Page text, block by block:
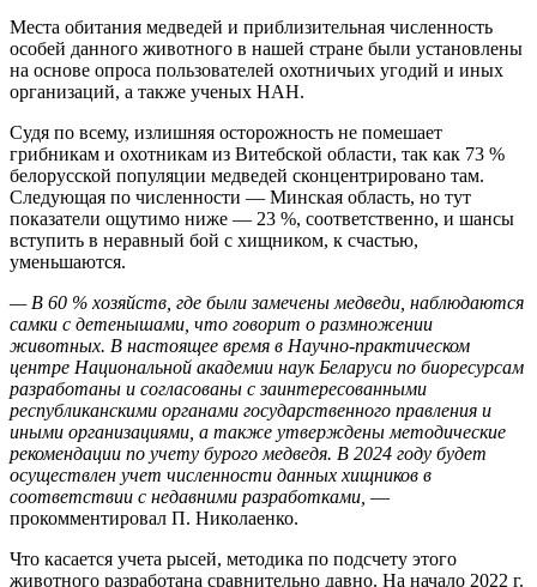
Места обитания медведей и приблизительная численность
особей данного животного в нашей стране были установлены
на основе опроса пользователей охотничьих угодий и иных
организаций, а также ученых НАН.
Судя по всему, излишняя осторожность не помешает
грибникам и охотникам из Витебской области, так как 73 %
белорусской популяции медведей сконцентрировано там.
Следующая по численности — Минская область, но тут
показатели ощутимо ниже — 23 %, соответственно, и шансы
вступить в неравный бой с хищником, к счастью,
уменьшаются.
— В 60 % хозяйств, где были замечены медведи, наблюдаются
самки с детенышами, что говорит о размножении
животных. В настоящее время в Научно-практическом
центре Национальной академии наук Беларуси по биоресурсам
разработаны и согласованы с заинтересованными
республиканскими органами государственного правления и
иными организациями, а также утверждены методические
рекомендации по учету бурого медведя. В 2024 году будет
осуществлен учет численности данных хищников в
соответствии с недавними разработками, —
прокомментировал П. Николаенко.
Что касается учета рысей, методика по подсчету этого
животного разработана сравнительно давно. На начало 2022 г.